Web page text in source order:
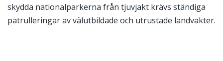
skydda nationalparkerna från tjuvjakt krävs ständiga
patrulleringar av välutbildade och utrustade landvakter.